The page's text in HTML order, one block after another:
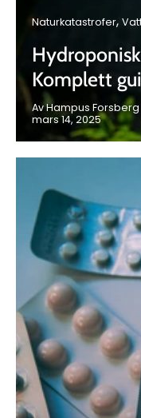
Naturkatastrofer
Komplett
Av Hampus Forsberg
mars 14, 2025